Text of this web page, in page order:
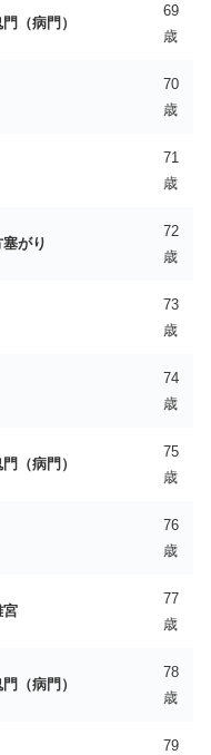
（病門）
69
歳
70
歳
71
歳
塞がり
72
歳
73
歳
74
歳
（病門）
75
歳
76
歳
宮
77
歳
（病門）
78
歳
79